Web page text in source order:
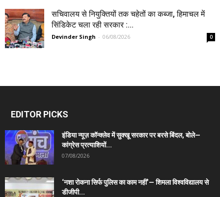
सचिवालय से नियुक्तियों तक चहेतों का कब्जा, हिमाचल में
सिंडिकेट चला रही सरकार :...
Devinder Singh - 06/08/2026 0
EDITOR PICKS
इंडिया न्यूज़ कॉन्क्लेव में सुक्खू सरकार पर बरसे बिंदल, बोले—
कांग्रेस प्रत्याशियों...
07/08/2026
‘नशा रोकना सिर्फ पुलिस का काम नहीं’— शिमला विश्वविद्यालय से
डीजीपी...